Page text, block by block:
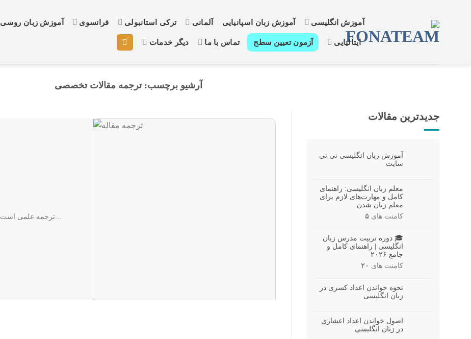
آموزش انگلیسی آموزش زبان اسپانیایی آلمانی ترکی استانبولی فرانسوی آموزش زبان روسی
ایتالیایی آزمون تعیین سطح تماس با ما دیگر خدمات
آرشیو برچسب:ترجمه مقالات تخصصی
جدیدترین مقالات
آموزش زبان انگلیسی نی نی
سایت
معلم زبان انگلیسی: راهنمای
کامل و مهارت‌های لازم برای
معلم زبان شدن
کامنت های ۵
🎓 دوره تربیت مدرس زبان
انگلیسی | راهنمای کامل و
جامع ۲۰۲۶
کامنت های ۲۰
نحوه خواندن اعداد کسری در
زبان انگلیسی
اصول خواندن اعداد اعشاری
در زبان انگلیسی
ترجمه علمی است که از گذشته‌ های دور و از زمان به وجود آمدن زبان...